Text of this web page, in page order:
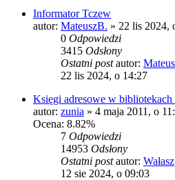
Informator Tczew
autor: MateuszB. » 22 lis 2024,
0 Odpowiedzi
3415 Odsłony
Ostatni postautor:
22 lis 2024, o 14:27
Księgi adresowe w
autor: zunia » 4 maja 2011, o
Ocena: 8.82%
7 Odpowiedzi
14953 Odsłony
Ostatni postautor: Wałasz
12 sie 2024, o 09:03